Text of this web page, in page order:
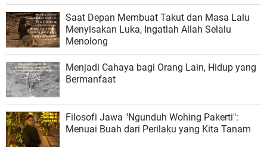
Saat Depan Membuat Takut dan Masa Lalu
Menyisakan Luka, Ingatlah Allah Selalu
Menolong
Menjadi Cahaya bagi Orang Lain, Hidup yang
Bermanfaat
Filosofi Jawa "Ngunduh Wohing Pakerti":
Menuai Buah dari Perilaku yang Kita Tanam